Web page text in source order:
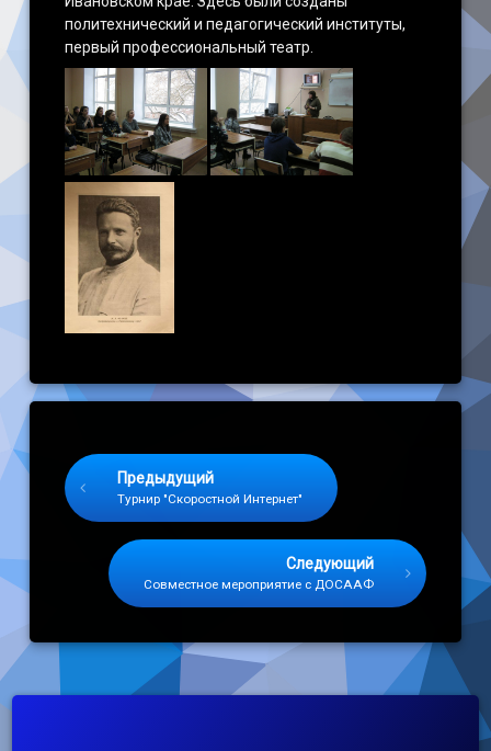
политехнический и педагогический институты,
первый профессиональный театр.
Предыдущий
Турнир "Скоростной Интернет"
Следующий
Совместное мероприятие с ДОСААФ